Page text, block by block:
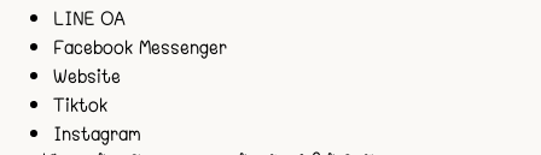
LINE OA
Facebook Messenger
Website
Tiktok
Instagram